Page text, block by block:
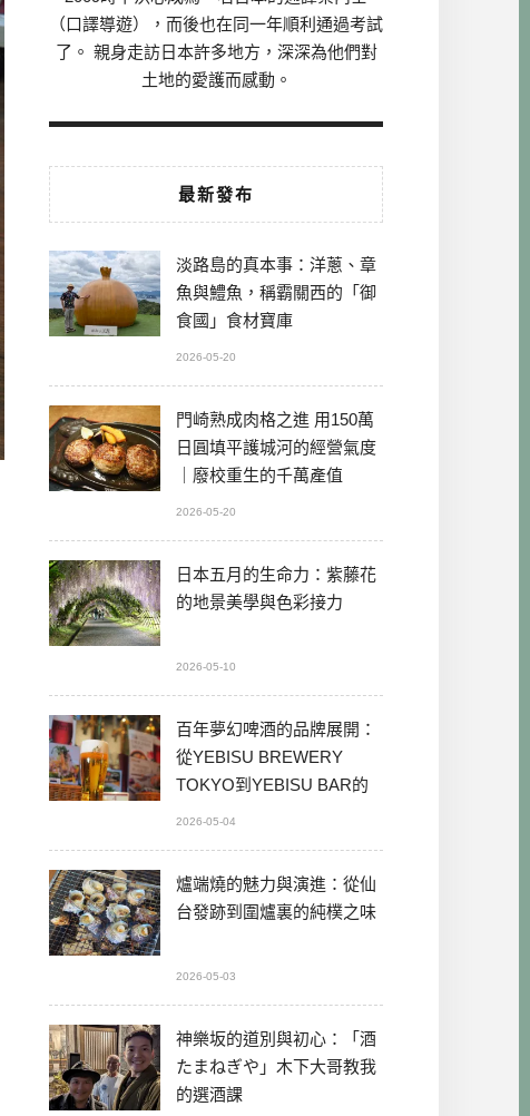
（口譯導遊），而後也在同一年順利通過考試
了。 親身走訪日本許多地方，深深為他們對
土地的愛護而感動。
最新發布
淡路島的真本事：洋蔥、章
魚與鱧魚，稱霸關西的「御
食國」食材寶庫
2026-05-20
門崎熟成肉格之進 用150萬
日圓填平護城河的經營氣度
｜廢校重生的千萬產值
2026-05-20
日本五月的生命力：紫藤花
的地景美學與色彩接力
2026-05-10
百年夢幻啤酒的品牌展開：
從YEBISU BREWERY
TOKYO到YEBISU BAR的
2026-05-04
爐端燒的魅力與演進：從仙
台發跡到圍爐裏的純樸之味
2026-05-03
神樂坂的道別與初心：「酒
たまねぎや」木下大哥教我
的選酒課